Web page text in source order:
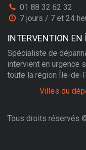
01 88 32 62 32
7 jours / 7 et 24
INTERVENTION EN
Spécialiste de
intervient en urgence
toute la région Île-de-
Villes du
Tous droits réservés